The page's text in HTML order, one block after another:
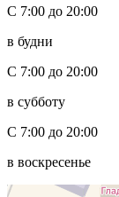
С 7:00 до 20:00
в будни
С 7:00 до 20:00
в субботу
С 7:00 до 20:00
в воскресенье